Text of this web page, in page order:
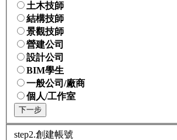
土木技師
結構技師
景觀技師
營建公司
設計公司
BIM學生
一般公司/廠商
個人/工作室
下一步
step2.創建帳號